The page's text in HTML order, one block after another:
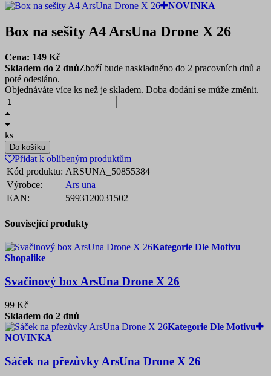
NOVINKA
Box na sešity A4 ArsUna Drone X 26
Cena: 149 Kč
Skladem do 2 dnůZboží bude naskladněno do 2 pracovních dnů a
poté odesláno.
Objednáváte více ks než je skladem. Doba dodání se může změnit.
ks
Do košíku
Přidat k oblíbeným produktům
Kód produktu: ARSUNA_50855384
Výrobce:
Ars una
EAN:
5993120031502
Související produkty
Kategorie Dle Motivu
Shopalike
Svačinový box ArsUna Drone X 26
99 Kč
Skladem do 2 dnů
Kategorie Dle Motivu
NOVINKA
Sáček na přezůvky ArsUna Drone X 26